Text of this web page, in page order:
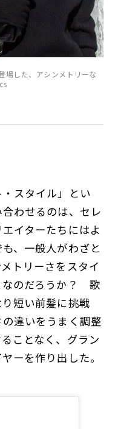
場した、アシンメトリーな
スタイル」とい
わせるのは、セレ
イターたちにはよ
、一般人がわざと
トリーさをスタイ
なのだろうか？ 歌
短い前髪に挑戦
違いをうまく調整
ことなく、グラン
ーを作り出した。